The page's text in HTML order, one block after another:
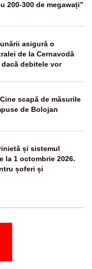
200-300 de megawați”
asigură o
de la Cernavodă
debitele vor
scapă de măsurile
de Bolojan
și sistemul
la 1 octombrie 2026.
șoferi și